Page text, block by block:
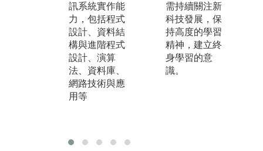
訊系統實作能
力，包括程式
設計、資料結
構與進階程式
設計、演算
法、資料庫、
網路技術與應
用等
過理論介紹與
案例討論，學
習管理相關知
識。相關課程
包括管理學、
經濟學、會計
需持續關注新
科技發展，保
持高度的學習
精神，建立終
身學習的意
識。